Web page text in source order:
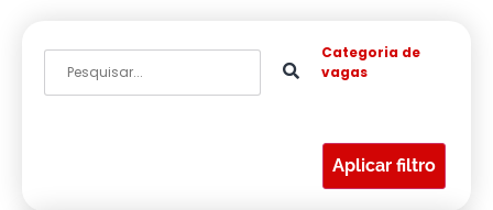
Categoria de
vagas
Aplicar filtro